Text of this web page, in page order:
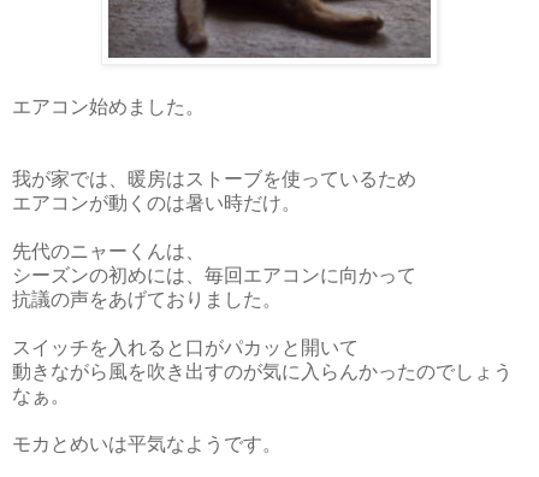
エアコン始めました。
我が家では、暖房はストーブを使っているため
エアコンが動くのは暑い時だけ。
先代のニャーくんは、
シーズンの初めには、毎回エアコンに向かって
抗議の声をあげておりました。
スイッチを入れると口がパカッと開いて
動きながら風を吹き出すのが気に入らんかったのでしょう
なぁ。
モカとめいは平気なようです。